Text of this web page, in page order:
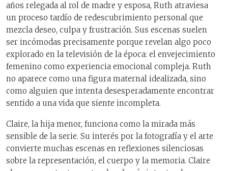
años relegada al rol de madre y esposa, Ruth atraviesa
un proceso tardío de redescubrimiento personal que
mezcla deseo, culpa y frustración. Sus escenas suelen
ser incómodas precisamente porque revelan algo poco
explorado en la televisión de la época: el envejecimiento
femenino como experiencia emocional compleja. Ruth
no aparece como una figura maternal idealizada, sino
como alguien que intenta desesperadamente encontrar
sentido a una vida que siente incompleta.
Claire, la hija menor, funciona como la mirada más
sensible de la serie. Su interés por la fotografía y el arte
convierte muchas escenas en reflexiones silenciosas
sobre la representación, el cuerpo y la memoria. Claire